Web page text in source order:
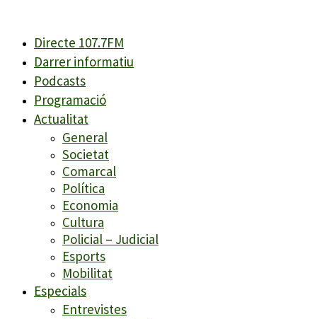
Directe 107.7FM
Darrer informatiu
Podcasts
Programació
Actualitat
General
Societat
Comarcal
Política
Economia
Cultura
Policial – Judicial
Esports
Mobilitat
Especials
Entrevistes